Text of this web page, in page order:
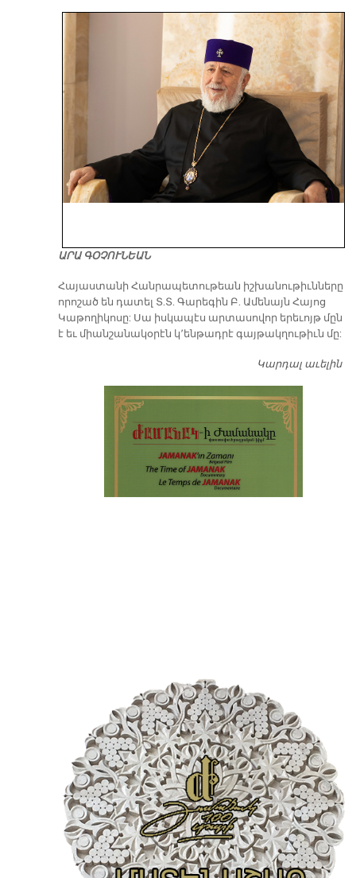
ԱՐԱ ԳՕՉՈՒՆԵԱՆ
​Հայաստանի Հանրապետութեան իշխանութիւնները
որոշած են դատել Տ.Տ. Գարեգին Բ. Ամենայն Հայոց
Կաթողիկոսը: Սա իսկապէս արտասովոր երեւոյթ մըն
է եւ միանշանակօրէն կ՚ենթադրէ գայթակղութիւն մը:
Կարդալ աւելին